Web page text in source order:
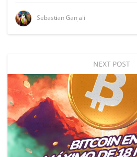
Sebastian Ganjali
NEXT POST